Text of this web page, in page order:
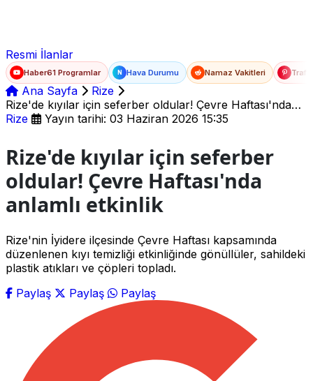
Resmi İlanlar
Haber61 Programlar N Hava Durumu Namaz Vakitleri
Ana Sayfa
Rize
Rize'de kıyılar için seferber oldular! Çevre Haftası'nda
anlamlı etkinlik
Rize Yayın tarihi: 03 Haziran 2026 15:35
Rize'de kıyılar için seferber
oldular! Çevre Haftası'nda
anlamlı etkinlik
Rize'nin İyidere ilçesinde Çevre Haftası kapsamında
düzenlenen kıyı temizliği etkinliğinde gönüllüler, sahildeki
plastik atıkları ve çöpleri topladı.
Paylaş
Paylaş Paylaş